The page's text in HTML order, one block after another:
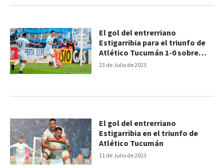
23 de Julio de 2023
El gol del entrerriano
Estigarribia para el triunfo de
Atlético Tucumán 1-0 sobre
Independiente
11 de Julio de 2023
El gol del entrerriano
Estigarribia en el triunfo de
Atlético Tucumán